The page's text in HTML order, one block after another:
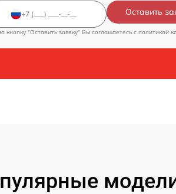
Оставить
кнопку "Оставить заявку" Вы соглашаетесь c политикой